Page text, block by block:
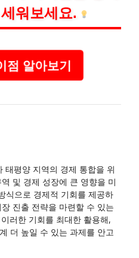
워보세요.
알아보기
태평양 지역의 경제 통합을 위
및 경제 성장에 큰 영향을 미
식으로 경제적 기회를 제공하
진출 전략을 마련할 수 있는
러한 기회를 최대한 활용해,
더 높일 수 있는 과제를 안고